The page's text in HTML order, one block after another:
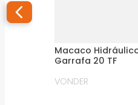
Macaco
Garrafa 20 TF
VONDER